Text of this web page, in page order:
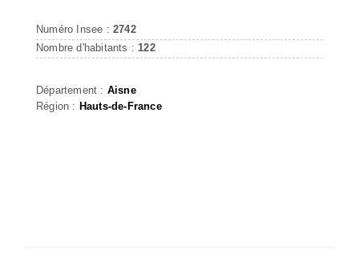
Numéro Insee : 2742
Nombre d'habitants : 122
Département : Aisne
Région : Hauts-de-France